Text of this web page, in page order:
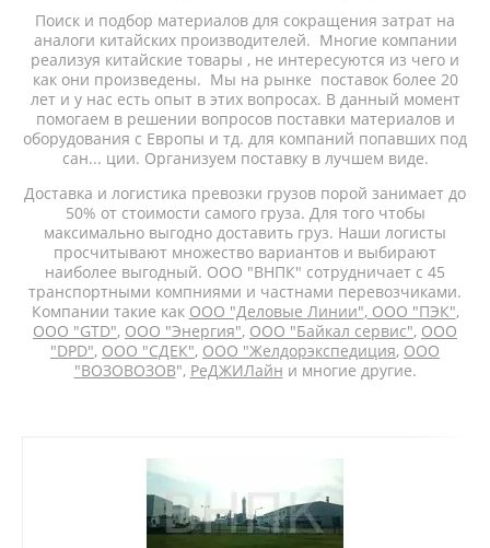
Поиск и подбор материалов для сокращения затрат на
аналоги китайских производителей. Многие компании
реализуя китайские товары , не интересуются из чего и
как они произведены. Мы на рынке поставок более 20
лет и у нас есть опыт в этих вопросах. В данный момент
помогаем в решении вопросов поставки материалов и
оборудования с Европы и тд. для компаний попавших под
сан... ции. Организуем поставку в лучшем виде.
Доставка и логистика превозки грузов порой занимает до
50% от стоимости самого груза. Для того чтобы
максимально выгодно доставить груз. Наши логисты
просчитывают множество вариантов и выбирают
наиболее выгодный. ООО "ВНПК" сотрудничает с 45
транспортными компниями и частнами перевозчиками.
Компании такие как ООО "Деловые Линии",ООО "ПЭК",
ООО "GTD", ООО "Энергия", ООО "Байкал сервис", ООО
"DPD", ООО "СДЕК", ООО "Желдорэкспедиция, ООО
"ВОЗОВОЗОВ", РеДЖИЛайн и многие другие.